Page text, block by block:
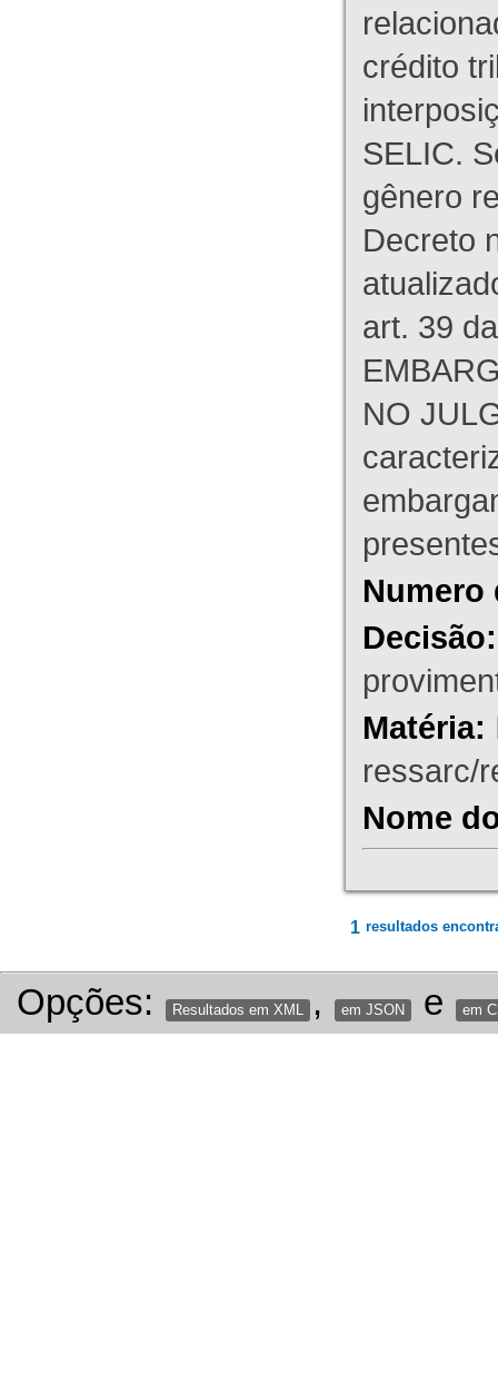
crédito
SELIC.
gênero
Decreto
art. 39
NO
Numero
Decisão:
Matéria:
ressarc/
Nome
1 resultados
Opções: Resultados em XML , em JSON e em